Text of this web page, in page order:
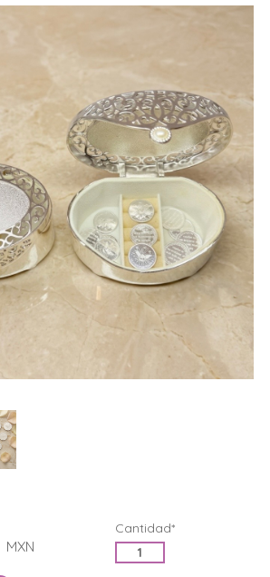
MXN
Cantidad*